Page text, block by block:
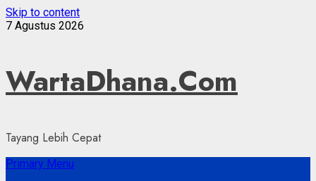
Skip to content
7 Agustus 2026
WartaDhana.Com
Tayang Lebih Cepat
Primary Menu